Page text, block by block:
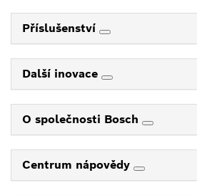
Příslušenství
Další inovace
O společnosti Bosch
Centrum nápovědy